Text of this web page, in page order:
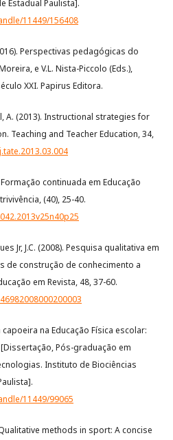
Estadual Paulista].
11449/156408
Perspectivas pedagógicas do
e V.L. Nista-Piccolo (Eds.),
XXI. Papirus Editora.
A. (2013). Instructional strategies for
Teaching and Teacher Education, 34,
Formação continuada em Educação
(40), 25-40.
Jr, J.C. (2008). Pesquisa qualitativa em
de construção de conhecimento a
em Revista, 48, 37-60.
capoeira na Educação Física escolar:
Pós-graduação em
Instituto de Biociências
11449/99065
methods in sport: A concise